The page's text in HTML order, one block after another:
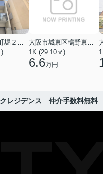
大阪市西区京町堀２丁目
大阪市城東区鴫野東３丁目
1K (29.10㎡)
6.6万円
レジデンス 仲介手数料無料